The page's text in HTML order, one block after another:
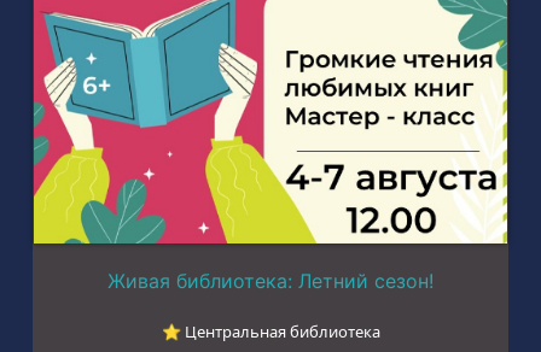
Живая библиотека: Летний сезон!
⭐︎ Центральная библиотека